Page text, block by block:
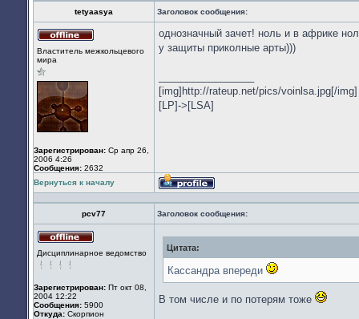
tetyaasya Заголовок сообщения:
в
Властитель межкольцевого
мира
Зарегистрирован: Ср апр 26,
2006 4:26
Сообщения: 2632
однозначный зачет! ноль и в африке
у защиты приколные арты)))
[img]http://rateup.net/pics/voinlsa.jpg[/img]
[LP]->[LSA]
Вернуться к началу
Профиль
pcv77 Заголовок сообщения:
в
Дисциплинарное ведомство
Зарегистрирован: Пт окт 08,
2004 12:22
Сообщения: 5900
Откуда: Скорпион
Цитата:
Кассандра впереди
В том числе и по потерям тоже